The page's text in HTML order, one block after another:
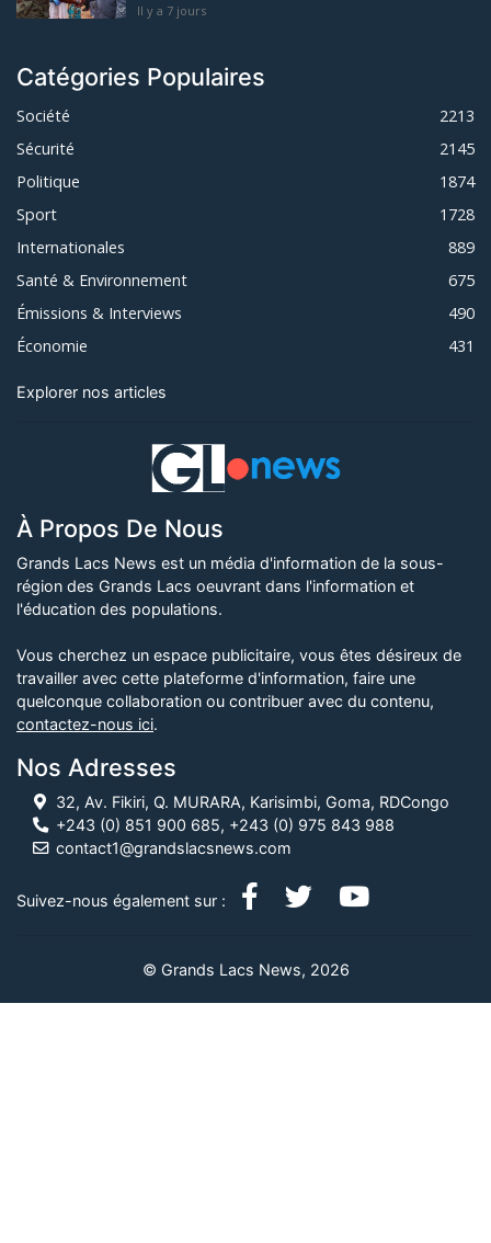
Il y a 7 jours
Catégories Populaires
Société
2213
Sécurité
2145
Politique
1874
Sport
1728
Internationales
889
Santé & Environnement
675
Émissions & Interviews
490
Économie
431
Explorer nos articles
À Propos De Nous
Grands Lacs News est un média d'information de la sous-
région des Grands Lacs oeuvrant dans l'information et
l'éducation des populations.
Vous cherchez un espace publicitaire, vous êtes désireux de
travailler avec cette plateforme d'information, faire une
quelconque collaboration ou contribuer avec du contenu,
contactez-nous ici.
Nos Adresses
32, Av. Fikiri, Q. MURARA, Karisimbi, Goma, RDCongo
+243 (0) 851 900 685, +243 (0) 975 843 988
contact1@grandslacsnews.com
Suivez-nous également sur :
© Grands Lacs News, 2026